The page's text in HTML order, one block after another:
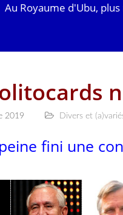
Au Royaume d'Ubu,
2019 Divers et
fini une